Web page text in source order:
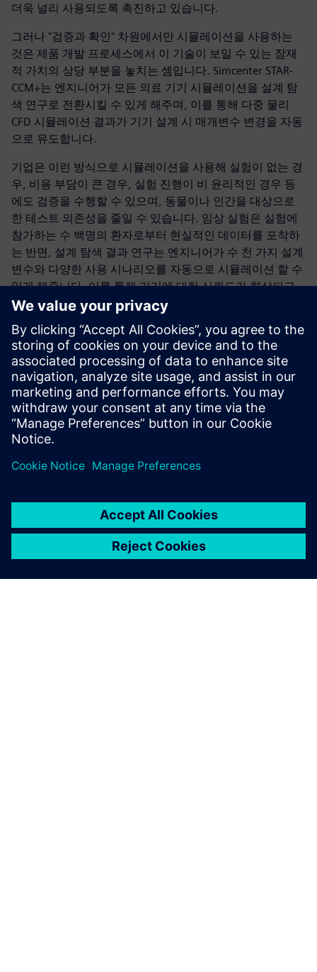
더욱 널리 사용되도록 촉진하고 있습니다.
그러나 "검증과 확인" 차원에서만 시뮬레이션을 사용하는
것은 제품 개발 프로세스에서 이 기술이 보일 수 있는 잠재
적 가치의 상당 부분을 놓치는 셈입니다. Simcenter STAR-
CCM+는 엔지니어가 모든 의료 기기 시뮬레이션을 설계 탐
색 연구로 전환시킬 수 있게 해주며, 이를 통해 다중 물리
CFD 시뮬레이션 결과가 기기 설계 시 매개변수 변경을 자동
으로 유도합니다.
기업은 이런 방식으로 시뮬레이션을 사용해 실험이 없는 경
우, 비용 부담이 큰 경우, 실험 진행이 비 윤리적인 경우 등
에도 검증을 수행할 수 있으며, 동물이나 인간을 대상으로
한 테스트 의존성을 줄일 수 있습니다. 임상 실험은 실험에
참가하는 수 백명의 환자로부터 현실적인 데이터를 포착하
는 반면, 설계 탐색 결과 연구는 엔지니어가 수 천 가지 설계
변수와 다양한 사용 시나리오를 자동으로 시뮬레이션 할 수
있게 해줍니다. 이를 통해 기기에 대한 신뢰도가 향상되고
혁신이 촉진되며 임상 실험에 드는 비용을 절감할 수 있습니
본 웨비나에서는 몇 가지 투석 카테터 시뮬레이션 예시를 사
용해 의료 기기 개발 시 설계 탐색을 사용하는 것의 이점을
소개합니다.
발표자:
Thomas McIlwain: 워싱턴 대학교 신경공학과
Aaron Godfrey: Siemens PLM Software